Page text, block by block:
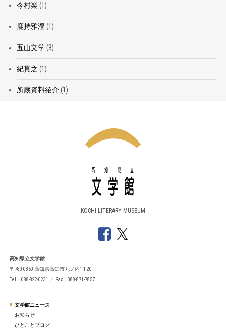
今村楽 (1)
鹿持雅澄(1)
五山文学(3)
紀貫之 (1)
所蔵資料紹介(1)
KOCHI LITERARY MUSEUM
高知県立文学館
〒780-0850 高知県高知市丸ノ内1-1-20
Tel：088-822-0231 ／ Fax：088-871-7857
文学館ニュース
お知らせ
ひとことブログ